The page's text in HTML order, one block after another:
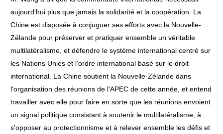
aujourd'hui plus que jamais la solidarité et la coopération. La
Chine est disposée à conjuguer ses efforts avec la Nouvelle-
Zélande pour préserver et pratiquer ensemble un véritable
multilatéralisme, et défendre le système international centré sur
les Nations Unies et l'ordre international basé sur le droit
international. La Chine soutient la Nouvelle-Zélande dans
l'organisation des réunions de l'APEC de cette année, et entend
travailler avec elle pour faire en sorte que les réunions envoient
un signal politique consistant à soutenir le multilatéralisme, à
s'opposer au protectionnisme et à relever ensemble les défis et